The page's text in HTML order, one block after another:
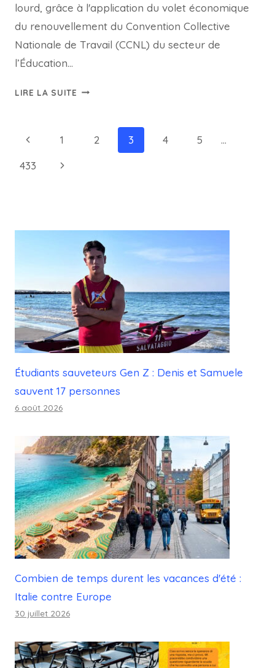
lourd, grâce à l'application du volet économique
du renouvellement du Convention Collective
Nationale de Travail (CCNL) du secteur de
l’Éducation…
LIRE LA SUITE AUGMENTATIONS
DE
PAIE
NOIPA
Page
navigation
Previous
Page
1 2 3 4 5
…
433
Next
Étudiants sauveteurs Gen Z : Denis et Samuele
sauvent 17 personnes
6 août 2026
Combien de temps durent les vacances d'été :
Italie contre Europe
30 juillet 2026